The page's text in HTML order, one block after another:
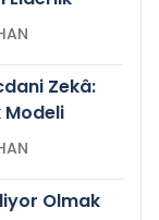
TARHAN
Zekâ:
Modeli
TARHAN
Olmak